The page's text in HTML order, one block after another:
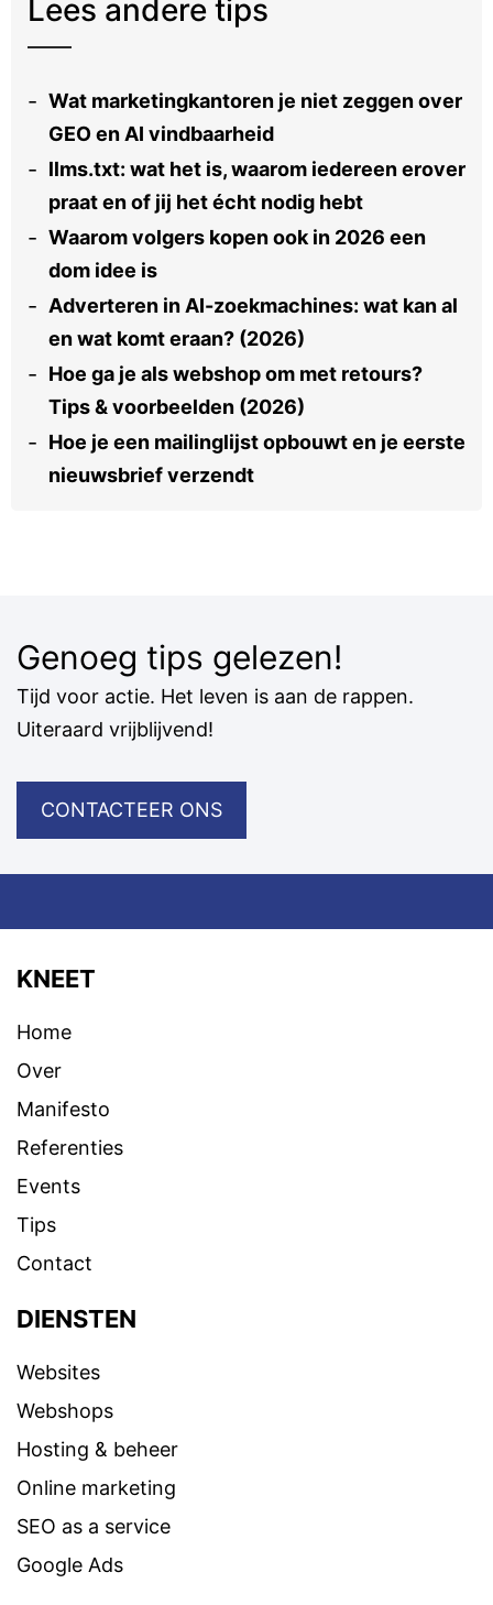
Lees andere tips
Wat marketingkantoren je niet zeggen over
GEO en AI vindbaarheid
llms.txt: wat het is, waarom iedereen erover
praat en of jij het écht nodig hebt
Waarom volgers kopen ook in 2026 een
dom idee is
Adverteren in AI-zoekmachines: wat kan al
en wat komt eraan? (2026)
Hoe ga je als webshop om met retours?
Tips & voorbeelden (2026)
Hoe je een mailinglijst opbouwt en je eerste
nieuwsbrief verzendt
Genoeg tips gelezen!
Tijd voor actie. Het leven is aan de rappen.
Uiteraard vrijblijvend!
CONTACTEER ONS
KNEET
Home
Over
Manifesto
Referenties
Events
Tips
Contact
DIENSTEN
Websites
Webshops
Hosting & beheer
Online marketing
SEO as a service
Google Ads